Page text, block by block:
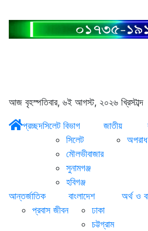
আজ বৃহস্পতিবার, ৬ই আগস্ট, ২০২৬ খ্রিস্টাব্দ
প্রচ্ছদসিলেট বিভাগ
সিলেট
মৌলভীবাজার
সুনামগঞ্জ
হবিগঞ্জ
জাতীয়
অপরাধ
আন্তর্জাতিক
প্রবাস জীবন
বাংলাদেশ
ঢাকা
চট্টগ্রাম
অর্থ ও